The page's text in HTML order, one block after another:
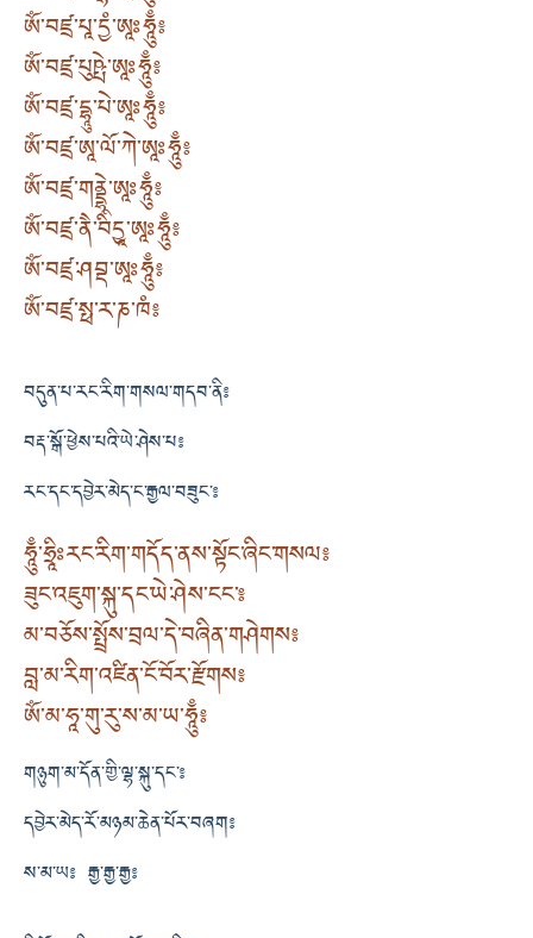
ཨོཾ་བཛྲ་པཱ་དྱཾ་ཨཱཿཧཱུྃ༔
ཨོཾ་བཛྲ་པུཥྤེ་ཨཱཿཧཱུྃ༔
ཨོཾ་བཛྲ་དྷཱུ་པེ་ཨཱཿཧཱུྃ༔
ཨོཾ་བཛྲ་ཨཱ་ལོ་ཀེ་ཨཱཿཧཱུྃ༔
ཨོཾ་བཛྲ་གནྡྷེ་ཨཱཿཧཱུྃ༔
ཨོཾ་བཛྲ་ནཻ་བིིདྱཱ་ཨཱཿཧཱུྃ༔
ཨོཾ་བཛྲ་ཤབྡ་ཨཱཿཧཱུྃ༔
ཨོཾ་བཛྲ་སྥ་ར་ཎ་ཁཾ༔
བདུན་པ་རང་རིག་གསལ་གདབ་ནི༔
བརྡ་སྒོ་ཕྱེས་པའི་ཡེ་ཤེས་པ༔
རང་དང་དབྱེར་མེད་ང་རྒྱལ་བཟུང་༔
ཧཱུྃ་ཧྲཱིཿ རང་རིག་གདོད་ནས་སྟོང་ཞིང་གསལ༔
ཟུང་འཇུག་སྐུ་དང་ཡེ་ཤེས་ངང་༔
མ་བཅོས་སྤྲོས་བྲལ་དེ་བཞིན་གཤེགས༔
བླ་མ་རིག་འཛིན་ངོ་བོར་རྫོགས༔
ཨོཾ་མ་ཧཱ་གུ་རུ་ས་མ་ཡ་ཧཱུྃ༔
གཉུག་མ་དོན་གྱི་ལྷ་སྐུ་དང་༔
དབྱེར་མེད་རོ་མཉམ་ཆེན་པོར་བཞག༔
ས་མ་ཡ༔ རྒྱ་རྒྱ་རྒྱ༔